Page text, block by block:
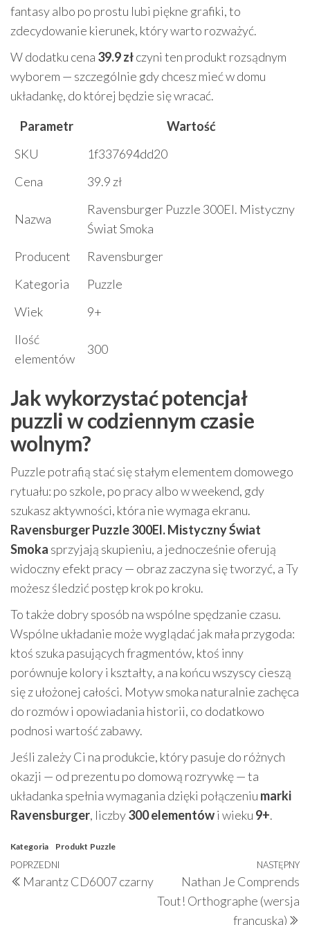
fantasy albo po prostu lubi piękne grafiki, to
zdecydowanie kierunek, który warto rozważyć.
W dodatku cena 39.9 złczyni ten produkt rozsądnym
wyborem — szczególnie gdy chcesz mieć w domu
układankę, do której będzie się wracać.
Parametr
Wartość
SKU
1f337694dd20
Cena
39.9 zł
Nazwa
Ravensburger Puzzle 300El. Mistyczny
Świat Smoka
Producent
Ravensburger
Kategoria
Puzzle
Wiek
9+
Ilość
elementów
300
Jak wykorzystać potencjał
puzzli w codziennym czasie
wolnym?
Puzzle potrafią stać się stałym elementem domowego
rytuału: po szkole, po pracy albo w weekend, gdy
szukasz aktywności, która nie wymaga ekranu.
Ravensburger Puzzle 300El. Mistyczny Świat
Smoka sprzyjają skupieniu, a jednocześnie oferują
widoczny efekt pracy — obraz zaczyna się tworzyć, a Ty
możesz śledzić postęp krok po kroku.
To także dobry sposób na wspólne spędzanie czasu.
Wspólne układanie może wyglądać jak mała przygoda:
ktoś szuka pasujących fragmentów, ktoś inny
porównuje kolory i kształty, a na końcu wszyscy cieszą
się z ułożonej całości. Motyw smoka naturalnie zachęca
do rozmów i opowiadania historii, co dodatkowo
podnosi wartość zabawy.
Jeśli zależy Ci na produkcie, który pasuje do różnych
okazji — od prezentu po domową rozrywkę — ta
układanka spełnia wymagania dzięki połączeniu marki
Ravensburger, liczby300 elementówi wieku 9+.
Kategoria Produkt Puzzle
Nawigacja
wpisu
Poprzedni
wpis
POPRZEDNI
Marantz CD6007 czarny
NASTĘPNY
Nathan Je Comprends
Tout! Orthographe (wersja
francuska)